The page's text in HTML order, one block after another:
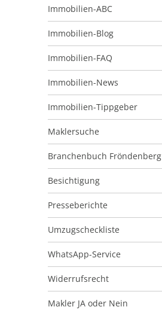
Immobilien-ABC
Immobilien-Blog
Immobilien-FAQ
Immobilien-News
Immobilien-Tippgeber
Maklersuche
Branchenbuch Fröndenberg
Besichtigung
Presseberichte
Umzugscheckliste
WhatsApp-Service
Widerrufsrecht
Makler JA oder Nein